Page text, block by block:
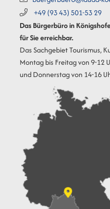
+49 (9343) 501-5329
Das Bürgerbüro in
für Sie erreichbar.
Das Sachgebiet Tourismus,
Montag bis Freitag von 9-12
und Donnerstag von 14-16